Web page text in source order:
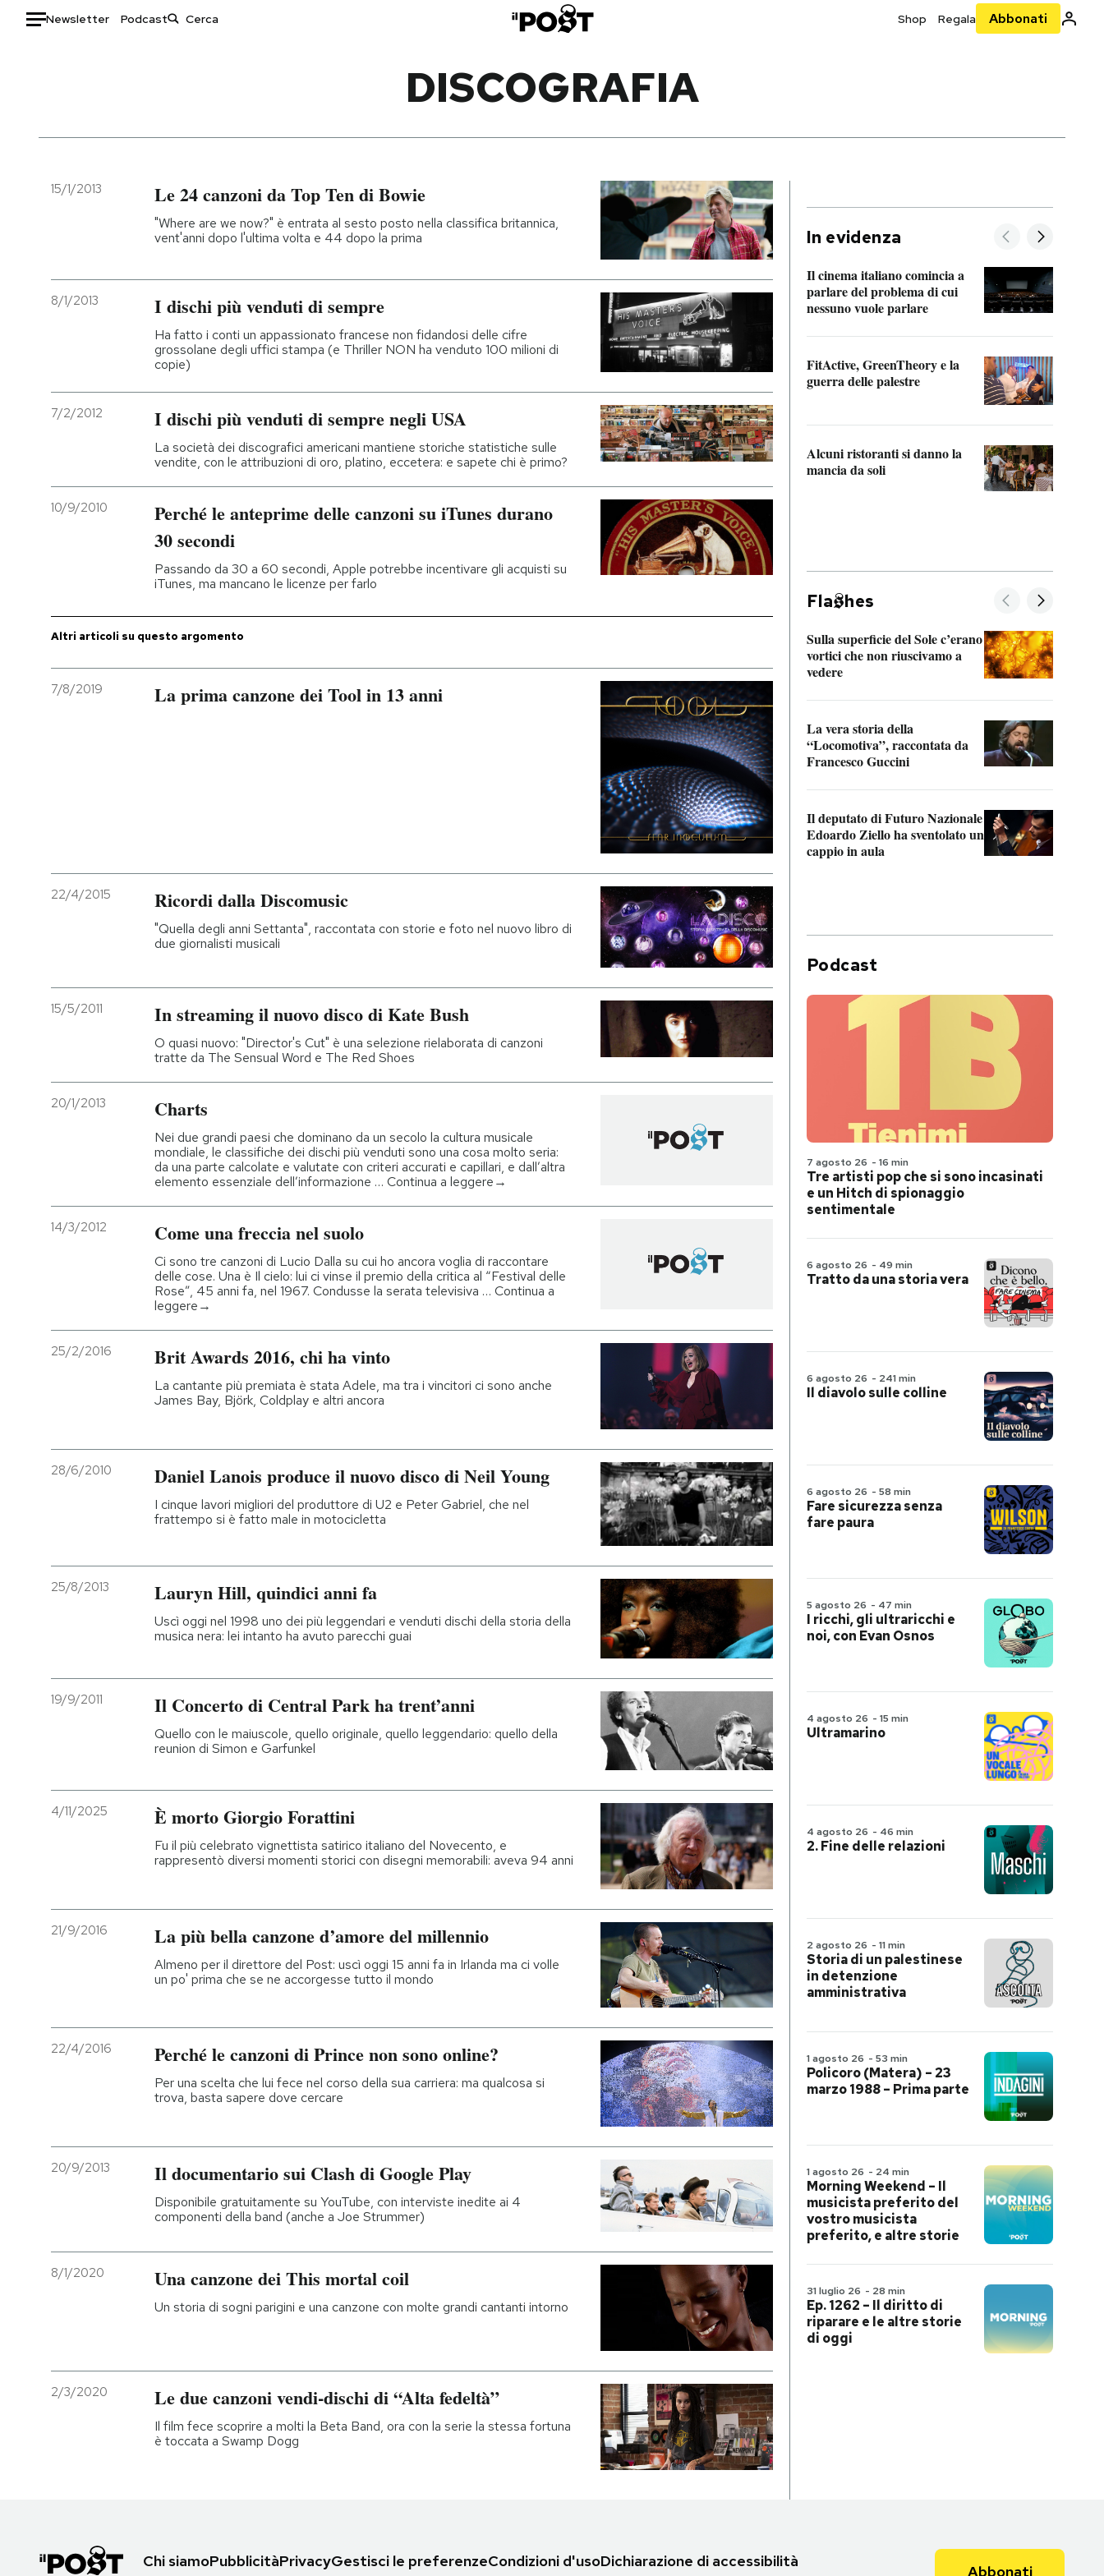
Newsletter Podcast Shop Regala Abbonati
Italia
Politica
Cultura
Economia
Moda
Ok Boomer!
Europa
Altrecose
Mondiali calcio 2026
I MIEI PREFERITI
CALENDARIO
AREA PERSONALE
DISCOGRAFIA
15/1/2013 Le 24 canzoni da Top Ten di Bowie
"Where are we now?" è entrata al sesto posto nella classifica britannica,
vent'anni dopo l'ultima volta e 44 dopo la prima
8/1/2013 I dischi più venduti di sempre
Ha fatto i conti un appassionato francese non fidandosi delle cifre
grossolane degli uffici stampa (e Thriller NON ha venduto 100 milioni di
copie)
7/2/2012 I dischi più venduti di sempre negli USA
La società dei discografici americani mantiene storiche statistiche sulle
vendite, con le attribuzioni di oro, platino, eccetera: e sapete chi è primo?
10/9/2010
Perché le anteprime delle canzoni su iTunes durano
30 secondi
Passando da 30 a 60 secondi, Apple potrebbe incentivare gli acquisti su
iTunes, ma mancano le licenze per farlo
Altri articoli su questo argomento
7/8/2019 La prima canzone dei Tool in 13 anni
22/4/2015 Ricordi dalla Discomusic
"Quella degli anni Settanta", raccontata con storie e foto nel nuovo libro di
due giornalisti musicali
15/5/2011 In streaming il nuovo disco di Kate Bush
O quasi nuovo: "Director's Cut" è una selezione rielaborata di canzoni
tratte da The Sensual Word e The Red Shoes
20/1/2013 Charts
Nei due grandi paesi che dominano da un secolo la cultura musicale
mondiale, le classifiche dei dischi più venduti sono una cosa molto seria:
da una parte calcolate e valutate con criteri accurati e capillari, e dall’altra
elemento essenziale dell’informazione … Continua a leggere→
14/3/2012 Come una freccia nel suolo
Ci sono tre canzoni di Lucio Dalla su cui ho ancora voglia di raccontare
delle cose. Una è Il cielo: lui ci vinse il premio della critica al “Festival delle
Rose”, 45 anni fa, nel 1967. Condusse la serata televisiva … Continua a
leggere→
25/2/2016 Brit Awards 2016, chi ha vinto
La cantante più premiata è stata Adele, ma tra i vincitori ci sono anche
James Bay, Björk, Coldplay e altri ancora
28/6/2010 Daniel Lanois produce il nuovo disco di Neil Young
I cinque lavori migliori del produttore di U2 e Peter Gabriel, che nel
frattempo si è fatto male in motocicletta
25/8/2013 Lauryn Hill, quindici anni fa
Uscì oggi nel 1998 uno dei più leggendari e venduti dischi della storia della
musica nera: lei intanto ha avuto parecchi guai
19/9/2011 Il Concerto di Central Park ha trent’anni
Quello con le maiuscole, quello originale, quello leggendario: quello della
reunion di Simon e Garfunkel
4/11/2025 È morto Giorgio Forattini
Fu il più celebrato vignettista satirico italiano del Novecento, e
rappresentò diversi momenti storici con disegni memorabili: aveva 94 anni
21/9/2016 La più bella canzone d’amore del millennio
Almeno per il direttore del Post: uscì oggi 15 anni fa in Irlanda ma ci volle
un po' prima che se ne accorgesse tutto il mondo
22/4/2016 Perché le canzoni di Prince non sono online?
Per una scelta che lui fece nel corso della sua carriera: ma qualcosa si
trova, basta sapere dove cercare
20/9/2013 Il documentario sui Clash di Google Play
Disponibile gratuitamente su YouTube, con interviste inedite ai 4
componenti della band (anche a Joe Strummer)
8/1/2020 Una canzone dei This mortal coil
Un storia di sogni parigini e una canzone con molte grandi cantanti intorno
2/3/2020 Le due canzoni vendi-dischi di “Alta fedeltà”
Il film fece scoprire a molti la Beta Band, ora con la serie la stessa fortuna
è toccata a Swamp Dogg
In evidenza
Il cinema italiano comincia a
parlare del problema di cui
nessuno vuole parlare
FitActive, GreenTheory e la
guerra delle palestre
Alcuni ristoranti si danno la
mancia da soli
Fla hes
Sulla superficie del Sole c’erano
vortici che non riuscivamo a
vedere
La vera storia della
“Locomotiva”, raccontata da
Francesco Guccini
Il deputato di Futuro Nazionale
Edoardo Ziello ha sventolato un
cappio in aula
Podcast
7 agosto 26 - 16 min
Tre artisti pop che si sono incasinati
e un Hitch di spionaggio
sentimentale
6 agosto 26 - 49 min
Tratto da una storia vera
6 agosto 26 - 241 min
Il diavolo sulle colline
6 agosto 26 - 58 min
Fare sicurezza senza
fare paura
5 agosto 26 - 47 min
I ricchi, gli ultraricchi e
noi, con Evan Osnos
4 agosto 26 - 15 min
Ultramarino
4 agosto 26 - 46 min
2. Fine delle relazioni
2 agosto 26 - 11 min
Storia di un palestinese
in detenzione
amministrativa
1 agosto 26 - 53 min
Policoro (Matera) – 23
marzo 1988 – Prima parte
1 agosto 26 - 24 min
Morning Weekend – Il
musicista preferito del
vostro musicista
preferito, e altre storie
31 luglio 26 - 28 min
Ep. 1262 – Il diritto di
riparare e le altre storie
di oggi
Chi siamoPubblicitàPrivacyGestisci le preferenzeCondizioni d'usoDichiarazione di accessibilità
Abbonati